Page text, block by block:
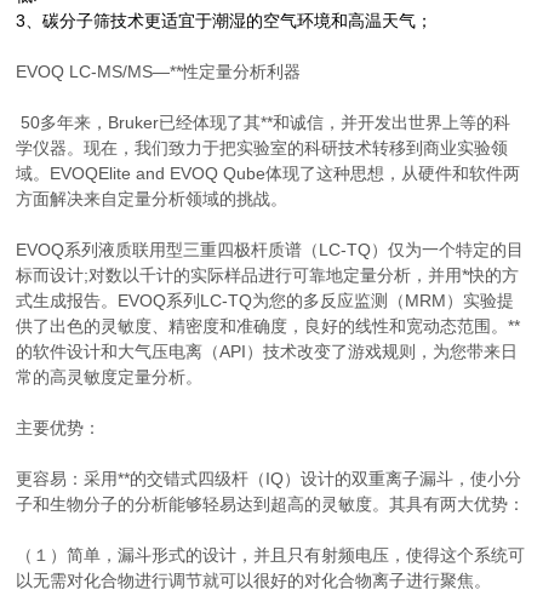
3、碳分子筛技术更适宜于潮湿的空气环境和高温天气；
EVOQ LC-MS/MS—**性定量分析利器
50多年来，Bruker已经体现了其**和诚信，并开发出世界上等的科
学仪器。现在，我们致力于把实验室的科研技术转移到商业实验领
域。EVOQElite and EVOQ Qube体现了这种思想，从硬件和软件两
方面解决来自定量分析领域的挑战。
EVOQ系列液质联用型三重四极杆质谱（LC-TQ）仅为一个特定的目
标而设计;对数以千计的实际样品进行可靠地定量分析，并用*快的方
式生成报告。EVOQ系列LC-TQ为您的多反应监测（MRM）实验提
供了出色的灵敏度、精密度和准确度，良好的线性和宽动态范围。**
的软件设计和大气压电离（API）技术改变了游戏规则，为您带来日
常的高灵敏度定量分析。
主要优势：
更容易：采用**的交错式四级杆（IQ）设计的双重离子漏斗，使小分
子和生物分子的分析能够轻易达到超高的灵敏度。其具有两大优势：
（１）简单，漏斗形式的设计，并且只有射频电压，使得这个系统可
以无需对化合物进行调节就可以很好的对化合物离子进行聚焦。